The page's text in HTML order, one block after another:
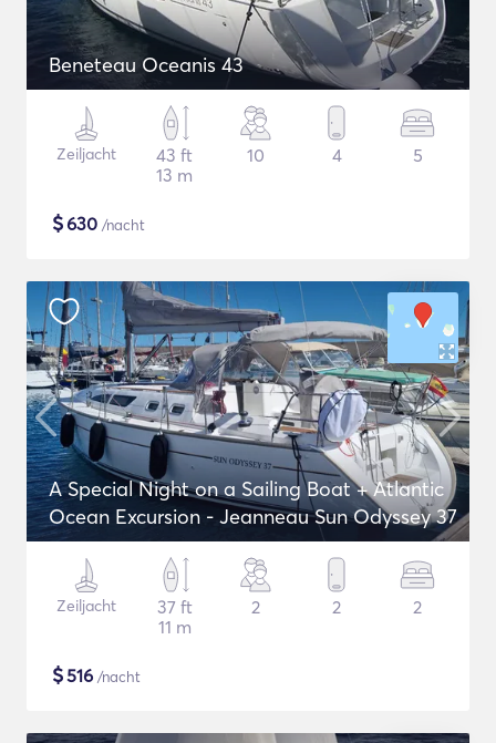
Beneteau Oceanis 43
Zeiljacht
43 ft
13 m
10 4 5
$630 /nacht
A Special Night on a Sailing Boat + Atlantic
Ocean Excursion - Jeanneau Sun Odyssey 37
Zeiljacht
37 ft
11 m
2 2 2
$516 /nacht